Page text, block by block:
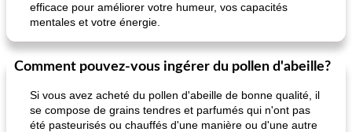
efficace pour améliorer votre humeur, vos capacités
mentales et votre énergie.
Comment pouvez-vous ingérer du pollen d'abeille?
Si vous avez acheté du pollen d'abeille de bonne qualité, il
se compose de grains tendres et parfumés qui n'ont pas
été pasteurisés ou chauffés d'une manière ou d'une autre